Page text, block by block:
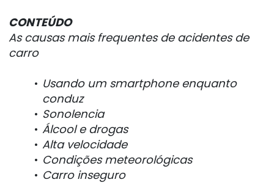
CONTEÚDO
As causas mais frequentes de acidentes de
carro
Usando um smartphone enquanto
conduz
Sonolencia
Álcool e drogas
Alta velocidade
Condições meteorológicas
Carro inseguro